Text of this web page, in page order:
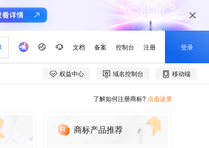
了解如何注册商标? 点击这里
商标产品推荐